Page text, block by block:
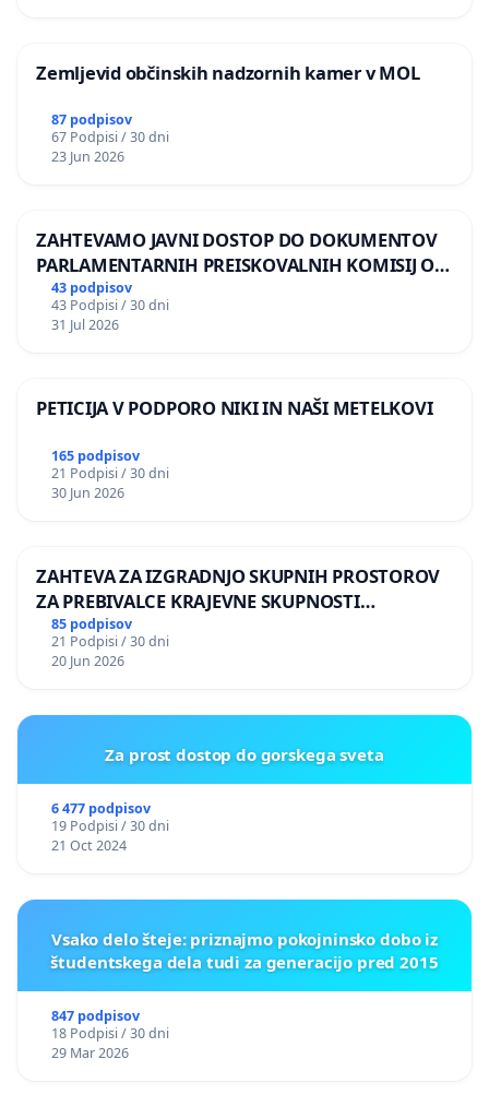
Zemljevid občinskih nadzornih kamer v MOL
87 podpisov
67 Podpisi / 30 dni
23 Jun 2026
ZAHTEVAMO JAVNI DOSTOP DO DOKUMENTOV
PARLAMENTARNIH PREISKOVALNIH KOMISIJ O
ILEGALNI TRGOVINI Z OROŽJEM
43 podpisov
43 Podpisi / 30 dni
31 Jul 2026
PETICIJA V PODPORO NIKI IN NAŠI METELKOVI
165 podpisov
21 Podpisi / 30 dni
30 Jun 2026
ZAHTEVA ZA IZGRADNJO SKUPNIH PROSTOROV
ZA PREBIVALCE KRAJEVNE SKUPNOSTI
PRESTRANEK
85 podpisov
21 Podpisi / 30 dni
20 Jun 2026
Za prost dostop do gorskega sveta
6 477 podpisov
19 Podpisi / 30 dni
21 Oct 2024
Vsako delo šteje: priznajmo pokojninsko dobo iz
študentskega dela tudi za generacijo pred 2015
847 podpisov
18 Podpisi / 30 dni
29 Mar 2026